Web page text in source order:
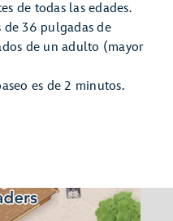
de todas las edades.
de 36 pulgadas de
de un adulto (mayor
es de 2 minutos.